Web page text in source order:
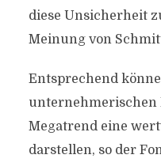
diese Unsicherheit
Meinung von
Entsprechend
Megatrend eine
darstellen, so der